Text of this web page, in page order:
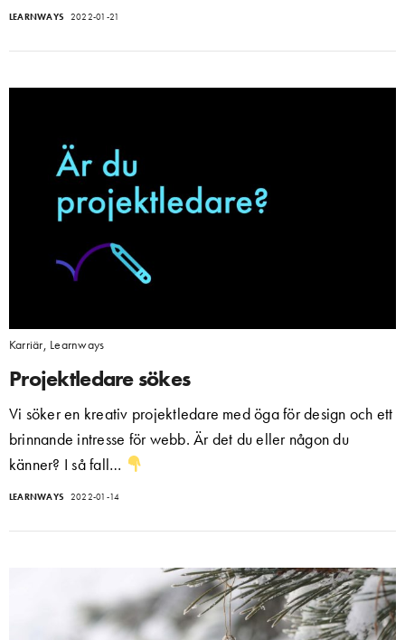
LEARNWAYS 2022-01-21
Karriär, Learnways
Projektledare sökes
Vi söker en kreativ projektledare med öga för design och ett
brinnande intresse för webb. Är det du eller någon du
känner? I så fall…
LEARNWAYS 2022-01-14